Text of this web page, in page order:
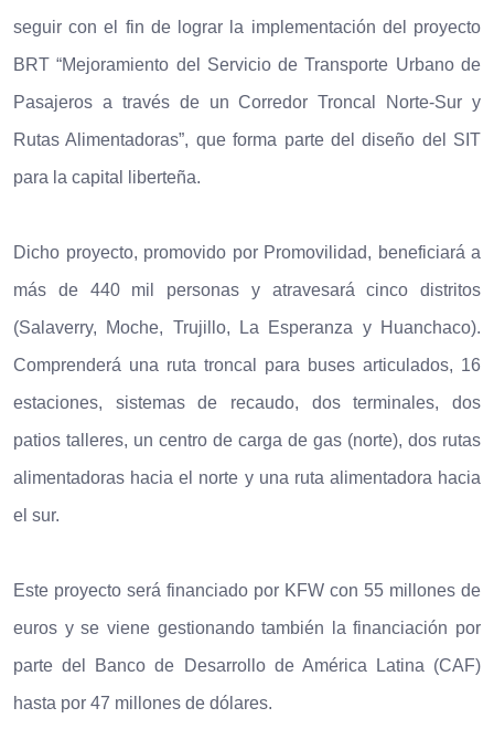
seguir con el fin de lograr la implementación del proyecto
BRT “Mejoramiento del Servicio de Transporte Urbano de
Pasajeros a través de un Corredor Troncal Norte-Sur y
Rutas Alimentadoras”, que forma parte del diseño del SIT
para la capital liberteña.
Dicho proyecto, promovido por Promovilidad, beneficiará a
más de 440 mil personas y atravesará cinco distritos
(Salaverry, Moche, Trujillo, La Esperanza y Huanchaco).
Comprenderá una ruta troncal para buses articulados, 16
estaciones, sistemas de recaudo, dos terminales, dos
patios talleres, un centro de carga de gas (norte), dos rutas
alimentadoras hacia el norte y una ruta alimentadora hacia
el sur.
Este proyecto será financiado por KFW con 55 millones de
euros y se viene gestionando también la financiación por
parte del Banco de Desarrollo de América Latina (CAF)
hasta por 47 millones de dólares.